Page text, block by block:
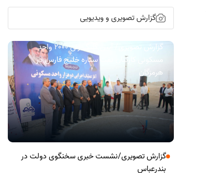
گزارش تصویری و ویدیویی
گزارش تصویری/ آیین کلنگ زنی ۲۰۰۰ واحد
مسکونی کارکنان نفت ستاره خلیج فارس در
هرمزگان
گزارش تصویری/نشست خبری سخنگوی دولت در
بندرعباس